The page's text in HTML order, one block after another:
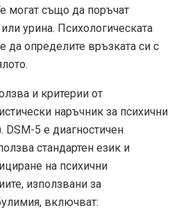
могат също да поръчат
урина. Психологическата
определите връзката си с
и критерии от
наръчник за психични
DSM-5 е диагностичен
стандартен език и
на психични
използвани за
включват: